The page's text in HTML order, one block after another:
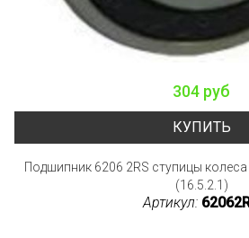
304 руб
КУПИТЬ
Подшипник 6206 2RS ступицы
(16.5.2.1)
Артикул: